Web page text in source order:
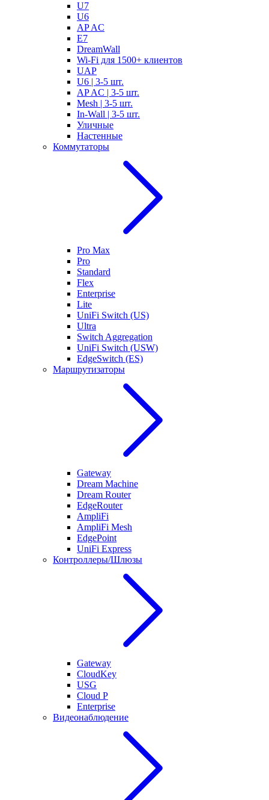
U7
U6
AP AC
E7
DreamWall
Wi-Fi для 1500+ клиентов
UAP
U6 | 3-5 шт.
AP AC | 3-5 шт.
Mesh | 3-5 шт.
In-Wall | 3-5 шт.
Уличные
Настенные
Коммутаторы
Pro Max
Pro
Standard
Flex
Enterprise
Lite
UniFi Switch (US)
Ultra
Switch Aggregation
UniFi Switch (USW)
EdgeSwitch (ES)
Маршрутизаторы
Gateway
Dream Machine
Dream Router
EdgeRouter
AmpliFi
AmpliFi Mesh
EdgePoint
UniFi Express
Контроллеры/Шлюзы
Gateway
CloudKey
USG
Cloud P
Enterprise
Видеонаблюдение